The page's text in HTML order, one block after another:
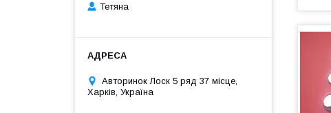
Тетяна
Авторинок Лоск 5 ряд 37 місце,
Харків, Україна